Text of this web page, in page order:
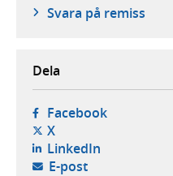
Svara på remiss
Dela
Facebook- öppnas i
X- öppnas i ny flik,
LinkedIn- öppnas i
E-post- öppnar din